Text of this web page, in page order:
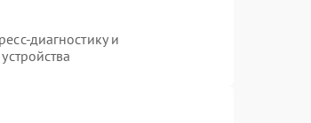
диагностику и